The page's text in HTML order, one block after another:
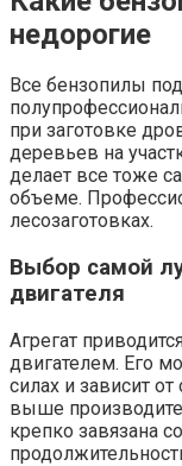
недорогие
Все бензопилы
при заготовке
деревьев на
делает все тоже
объеме.
лесозаготовках.
Выбор самой
двигателя
Агрегат
двигателем. Его
силах и зависит
выше
крепко завязана